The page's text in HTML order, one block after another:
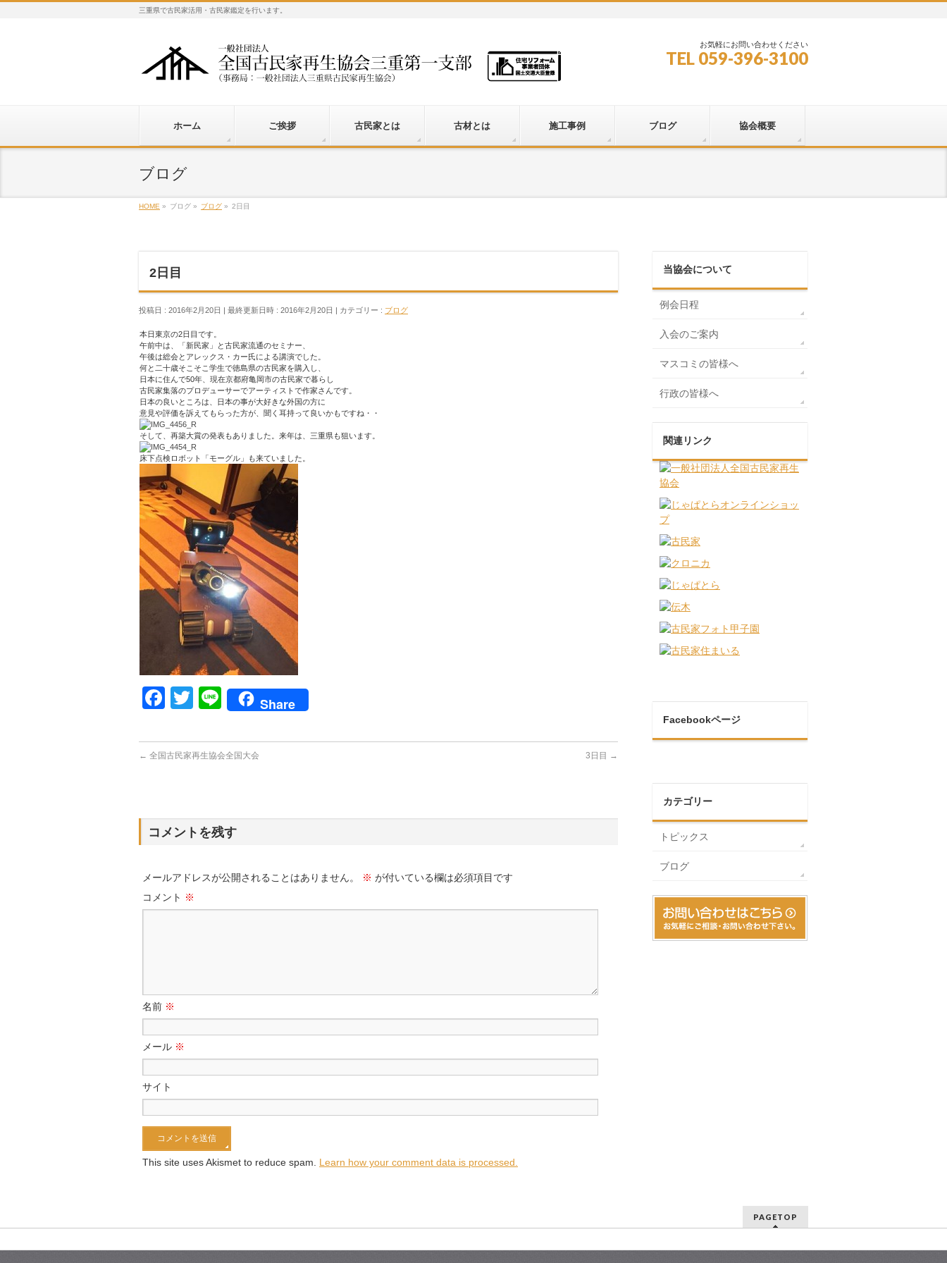
三重県で古民家活用・古民家鑑定を行います。
お気軽にお問い合わせください
TEL 059-396-3100
ホーム ご挨拶 古民家とは 古材とは 施工事例 ブログ 協会概要
ブログ
HOME » ブログ » ブログ » 2日目
2日目
投稿日 : 2016年2月20日 最終更新日時 : 2016年2月20日 カテゴリー : ブログ
本日東京の2日目です。
午前中は、「新民家」と古民家流通のセミナー、
午後は総会とアレックス・カー氏による講演でした。
何と二十歳そこそこ学生で徳島県の古民家を購入し、
日本に住んで50年、現在京都府亀岡市の古民家で暮らし
古民家集落のプロデューサーでアーティストで作家さんです。
日本の良いところは、日本の事が大好きな外国の方に
意見や評価を訴えてもらった方が、聞く耳持って良いかもですね・・
そして、再築大賞の発表もありました。来年は、三重県も狙います。
床下点検ロボット「モーグル」も来ていました。
Facebook
Twitter
LineShare
← 全国古民家再生協会全国大会 3日目 →
コメントを残す
メールアドレスが公開されることはありません。 ※ が付いている欄は必須項目です
コメント ※
名前 ※
メール ※
サイト
This site uses Akismet to reduce spam. Learn how your comment data is processed.
当協会について
例会日程
入会のご案内
マスコミの皆様へ
行政の皆様へ
関連リンク
Facebookページ
カテゴリー
トピックス
ブログ
PAGETOP